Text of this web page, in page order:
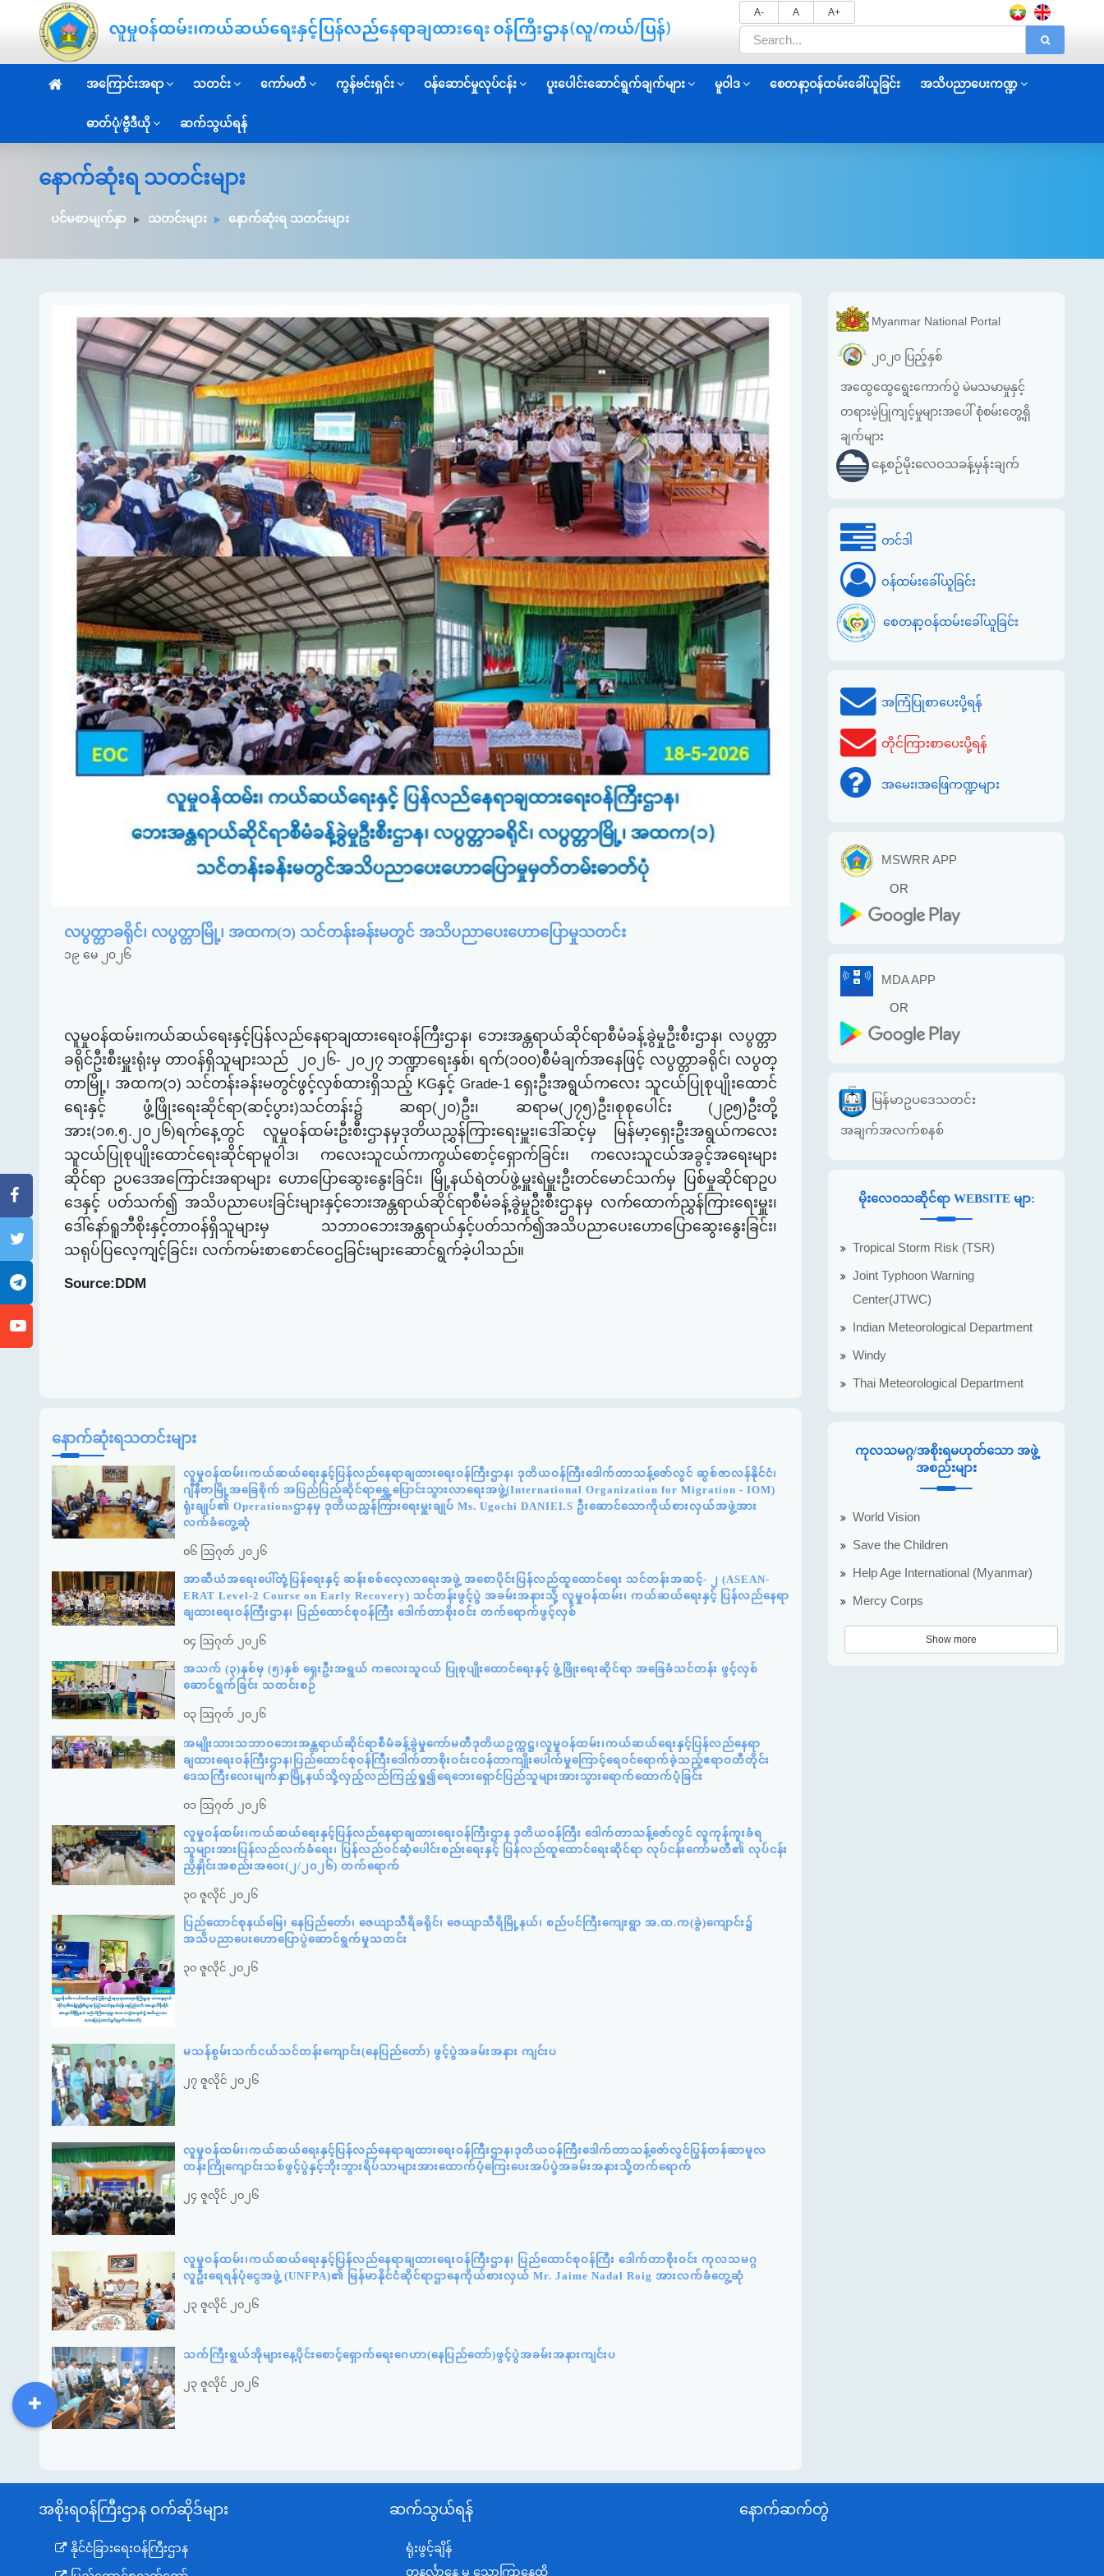
A- A A+
အကြောင်းအရာ သတင်း ကော်မတီ ကွန်ဗင်းရှင်း ဝန်ဆောင်မှုလုပ်ငန်း ပူးပေါင်းဆောင်ရွက်ချက်များ မူဝါဒ စေတနာ့ဝန်ထမ်းခေါ်ယူခြင်း အသိပညာပေးကဏ္ဍ
ဓာတ်ပုံ/ဗွီဒီယို ဆက်သွယ်ရန်
နောက်ဆုံးရ သတင်းများ
ပင်မစာမျက်နှာ သတင်းများ နောက်ဆုံးရ သတင်းများ
လပွတ္တာခရိုင်၊ လပွတ္တာမြို့၊ အထက(၁) သင်တန်းခန်းမတွင် အသိပညာပေးဟောပြောမှုသတင်း
၁၉ မေ ၂၀၂၆
လူမှုဝန်ထမ်း၊ကယ်ဆယ်ရေးနှင့်ပြန်လည်နေရာချထားရေးဝန်ကြီးဌာန၊ ဘေးအန္တရာယ်ဆိုင်ရာစီမံခန့်ခွဲမှုဦးစီးဌာန၊ လပွတ္တာ
ခရိုင်ဦးစီးမှူးရုံးမှ တာဝန်ရှိသူများသည်
၂၀၂၆- ၂၀၂၇ ဘဏ္ဍာ​ရေးနှစ်၊ ရက်(၁၀၀)စီမံချက်အ​နေဖြင့် လပွတ္တာခရိုင်၊ လပွတ္
တာမြို့၊ အထက(၁) သင်တန်းခန်းမတွင်ဖွင့်လှစ်ထားရှိသည့် KGနှင့် Grade-1​ရှေးဦးအရွယ်က​လေး သူငယ်ပြုစုပျိုး​ထောင်​
ရေးနှင့်
ဖွံ့ဖြိုး​ရေးဆိုင်ရာ(ဆင့်ပွား)သင်တန်း၌ ဆရာ(၂၀)ဦး၊ ဆရာမ(၂၇၅)ဦး၊စုစုပေါင်း (၂၉၅)ဦးတို့
အား(၁၈.၅.၂၀၂၆)ရက်နေ့တွင် လူမှုဝန်ထမ်းဦးစီးဌာနမှဒုတိယညွှန်ကြား​ရေးမှူး​၊ဒေါ်ဆင့်မှ
မြန်မာ့​ရှေးဦးအရွယ်က​လေး
သူငယ်ပြုစုပျိုး​ထောင်​ရေးဆိုင်ရာမူဝါဒ၊
က​လေးသူငယ်ကာကွယ်​စောင့်​ရှောက်ခြင်း၊
က​လေးသူငယ်အခွင့်အ​ရေးများ
ဆိုင်ရာ ဥပ​ဒေအ​ကြောင်းအရာများ ​ဟော​ပြော​ဆွေး​နွေးခြင်း၊ မြို့နယ်ရဲတပ်ဖွဲ့မှူးရဲမှူးဦးတင်​မောင်သက်မှ
ပြစ်မှုဆိုင်ရာဥပ​
ဒေနှင့် ပတ်သက်၍ အသိပညာ​ပေးခြင်းများနှင့်​ဘေးအန္တရာယ်ဆိုင်ရာစီမံခန့်ခွဲမှုဦးစီးဌာနမှ လက်​ထောက်ညွှန်ကြား​ရေးမှူး​၊
ဒေါ်​နော်ရူဘီစိုးနှင့်တာဝန်ရှိသူများမှ သဘာဝ​ဘေးအန္တရာယ်နှင့်ပတ်သက်၍​အသိပညာ​ပေး​ဟော​ပြော​ဆွေး​နွေးခြင်း၊
သရုပ်ပြလေ့ကျင့်ခြင်း၊ လက်ကမ်းစာ​စောင်​ဝေဌခြင်းများဆောင်ရွက်ခဲ့ပါသည်။
Source:DDM
နောက်ဆုံးရသတင်းများ
လူမှုဝန်ထမ်း၊ကယ်ဆယ်ရေးနှင့်ပြန်လည်နေရာချထားရေးဝန်ကြီးဌာန၊ ဒုတိယဝန်ကြီးဒေါက်တာသန့်ဇော်လွင် ဆွစ်ဇာလန်နိုင်ငံ၊
ဂျီနီဗာမြို့အခြေစိုက် အပြည်ပြည်ဆိုင်ရာရွှေ့ပြောင်းသွားလာရေးအဖွဲ့(International Organization for Migration - IOM)
ရုံးချုပ်၏ Operationsဌာနမှ ဒုတိယညွှန်ကြားရေးမှူးချုပ် Ms. Ugochi DANIELS ဦးဆောင်သောကိုယ်စားလှယ်အဖွဲ့အား
လက်ခံတွေ့ဆုံ
၀၆ ဩဂုတ် ၂၀၂၆
အာဆီယံအရေးပေါ်တုံ့ပြန်ရေးနှင့် ဆန်းစစ်လေ့လာရေးအဖွဲ့ အစောပိုင်းပြန်လည်ထူထောင်ရေး သင်တန်းအဆင့်- ၂ (ASEAN-
ERAT Level-2 Course on Early Recovery) သင်တန်းဖွင့်ပွဲ အခမ်းအနားသို့ လူမှုဝန်ထမ်း၊ ကယ်ဆယ်ရေးနှင့် ပြန်လည်နေရာ
ချထားရေးဝန်ကြီးဌာန၊ ပြည်ထောင်စုဝန်ကြီး ဒေါက်တာစိုးဝင်း တက်ရောက်ဖွင့်လှစ်
၀၄ ဩဂုတ် ၂၀၂၆
အသက် (၃)နှစ်မှ (၅)နှစ် ရှေးဦးအရွယ် ကလေးသူငယ် ပြုစုပျိုးထောင်ရေးနှင့် ဖွံ့ဖြိုးရေးဆိုင်ရာ အခြေခံသင်တန်း ဖွင့်လှစ်
ဆောင်ရွက်ခြင်း သတင်းစဉ်
၀၃ ဩဂုတ် ၂၀၂၆
အမျိုးသားသဘာဝဘေးအန္တရာယ်ဆိုင်ရာစီမံခန့်ခွဲမှုကော်မတီဒုတိယဥက္ကဋ္ဌ၊လူမှုဝန်ထမ်း၊ကယ်ဆယ်ရေးနှင့်ပြန်လည်နေရာ
ချထားရေးဝန်ကြီးဌာန၊ပြည်ထောင်စုဝန်ကြီးဒေါက်တာစိုးဝင်းငဝန်တာကျိုးပေါက်မှုကြောင့်ရေဝင်ရောက်ခဲ့သည့်ဧရာဝတီတိုင်း
ဒေသကြီးလေးမျက်နှာမြို့နယ်သို့လှည့်လည်ကြည့်ရှု၍ရေဘေးရှောင်ပြည်သူများအားသွားရောက်ထောက်ပံ့ခြင်း
၀၁ ဩဂုတ် ၂၀၂၆
လူမှုဝန်ထမ်း၊ကယ်ဆယ်ရေးနှင့်ပြန်လည်နေရာချထားရေးဝန်ကြီးဌာန ဒုတိယဝန်ကြီး ဒေါက်တာသန့်ဇော်လွင် လူကုန်ကူးခံရ
သူများအားပြန်လည်လက်ခံရေး၊ ပြန်လည်ဝင်ဆံ့ပေါင်းစည်းရေးနှင့် ပြန်လည်ထူထောင်ရေးဆိုင်ရာ လုပ်ငန်းကော်မတီ၏ လုပ်ငန်း
ညှိနှိုင်းအစည်းအဝေး(၂/၂၀၂၆) တက်ရောက်
၃၀ ဇူလိုင် ၂၀၂၆
ပြည်ထောင်စုနယ်မြေ၊ နေပြည်တော်၊ ဇေယျာသီရိခရိုင်၊ ဇေယျာသီရိမြို့နယ်၊ စည်ပင်ကြီးကျေးရွာ အ.ထ.က(ခွဲ)ကျောင်း၌
အသိပညာပေးဟောပြောပွဲဆောင်ရွက်မှုသတင်း
၃၀ ဇူလိုင် ၂၀၂၆
မသန်စွမ်းသက်ငယ်သင်တန်းကျောင်း(နေပြည်တော်) ဖွင့်ပွဲအခမ်းအနား ကျင်းပ
၂၇ ဇူလိုင် ၂၀၂၆
လူမှုဝန်ထမ်း၊ကယ်ဆယ်ရေးနှင့်ပြန်လည်နေရာချထားရေးဝန်ကြီးဌာန၊ဒုတိယဝန်ကြီးဒေါက်တာသန့်ဇော်လွင်ပြွန်တန်ဆာမူလ
တန်းကြိုကျောင်းသစ်ဖွင့်ပွဲနှင့်ဘိုးဘွားရိပ်သာများအားထောက်ပံ့ကြေးပေးအပ်ပွဲအခမ်းအနားသို့တက်ရောက်
၂၄ ဇူလိုင် ၂၀၂၆
လူမှုဝန်ထမ်း၊ကယ်ဆယ်ရေးနှင့်ပြန်လည်နေရာချထားရေးဝန်ကြီးဌာန၊ ပြည်ထောင်စုဝန်ကြီး ဒေါက်တာစိုးဝင်း ကုလသမဂ္ဂ
လူဦးရေရန်ပုံငွေအဖွဲ့ (UNFPA)၏ မြန်မာနိုင်ငံဆိုင်ရာဌာနေကိုယ်စားလှယ် Mr. Jaime Nadal Roig အားလက်ခံတွေ့ဆုံ
၂၃ ဇူလိုင် ၂၀၂၆
သက်ကြီးရွယ်အိုများနေ့ပိုင်းစောင့်ရှောက်ရေးဂေဟာ(နေပြည်တော်)ဖွင့်ပွဲအခမ်းအနားကျင်းပ
၂၃ ဇူလိုင် ၂၀၂၆
Myanmar National Portal
၂၀၂၀ ပြည့်နှစ်
အထွေထွေရွေးကောက်ပွဲ မဲမသမာမှုနှင့်
တရားမဲ့ပြုကျင့်မှုများအပေါ် စုံစမ်းတွေ့ရှိ
ချက်များ
နေ့စဉ်မိုးလေဝသခန့်မှန်းချက်
တင်ဒါ
ဝန်ထမ်းခေါ်ယူခြင်း
စေတနာ့ဝန်ထမ်းခေါ်ယူခြင်း
အကြံပြုစာပေးပို့ရန်
တိုင်ကြားစာပေးပို့ရန်
အမေး၊အဖြေကဏ္ဍများ
MSWRR APP
OR
MDA APP
OR
မြန်မာဥပဒေသတင်း
အချက်အလက်စနစ်
မိုးလေဝသဆိုင်ရာ WEBSITE မျာ:
Tropical Storm Risk (TSR)
Joint Typhoon Warning
Center(JTWC)
Indian Meteorological Department
Windy
Thai Meteorological Department
ကုလသမဂ္ဂ/အစိုးရမဟုတ်သော အဖွဲ့
အစည်းများ
World Vision
Save the Children
Help Age International (Myanmar)
Mercy Corps
Show more
အစိုးရဝန်ကြီးဌာန ဝက်ဆိုဒ်များ
နိုင်ငံခြားရေးဝန်ကြီးဌာန
ဆက်သွယ်ရန်
ရုံးဖွင့်ချိန်
တနင်္လာနေ့ မှ သောကြာနေ့ထိ
နောက်ဆက်တွဲ
DDM